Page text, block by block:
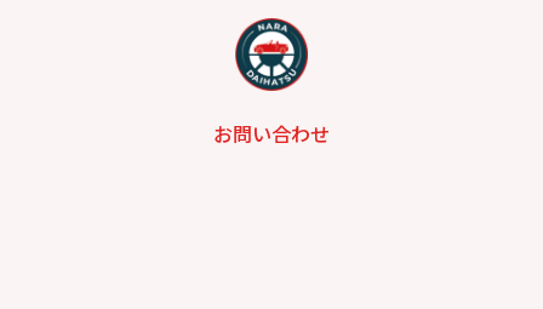
お問い合わせ